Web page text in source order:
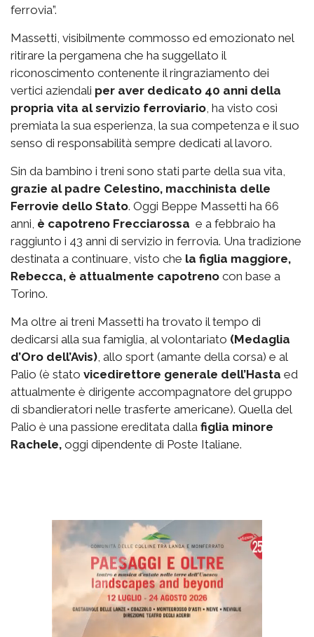
ferrovia”.
Massetti, visibilmente commosso ed emozionato nel
ritirare la pergamena che ha suggellato il
riconoscimento contenente il ringraziamento dei
vertici aziendali per aver dedicato 40 anni della
propria vita al servizio ferroviario , ha visto così
premiata la sua esperienza, la sua competenza e il suo
senso di responsabilità sempre dedicati al lavoro.
Sin da bambino i treni sono stati parte della sua vita,
grazie al padre Celestino, macchinista delle
Ferrovie dello Stato. Oggi Beppe Massetti ha 66
anni, è capotreno Frecciarossa e a febbraio ha
raggiunto i 43 anni di servizio in ferrovia. Una tradizione
destinata a continuare, visto che la figlia maggiore,
Rebecca, è attualmente capotreno con base a
Torino.
Ma oltre ai treni Massetti ha trovato il tempo di
dedicarsi alla sua famiglia, al volontariato (Medaglia
d’Oro dell’Avis) , allo sport (amante della corsa) e al
Palio (è stato vicedirettore generale dell’Hasta ed
attualmente è dirigente accompagnatore del gruppo
di sbandieratori nelle trasferte americane). Quella del
Palio è una passione ereditata dalla figlia minore
Rachele, oggi dipendente di Poste Italiane.